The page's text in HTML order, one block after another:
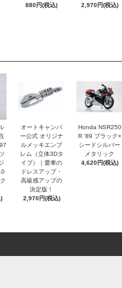
880円(税込)
2,970円(税込)
オートキャンパ
ー公式 オリジナ
ルメッキエンブ
レム（立体3Dタ
イプ）｜愛車の
ドレスアップ・
高級感アップの
決定版！
2,970円(税込)
Honda NSR250
R '89 ブラック×
シードシルバー
メタリック
4,620円(税込)